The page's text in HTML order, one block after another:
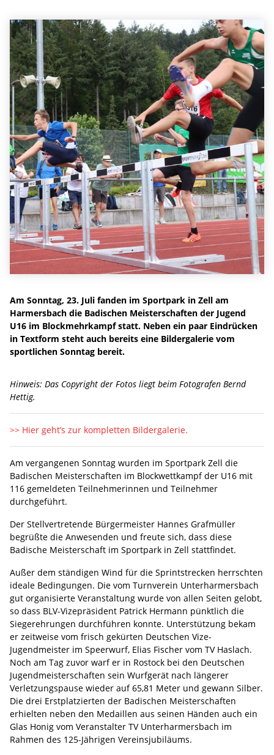
Am Sonntag, 23. Juli fanden im Sportpark in Zell am
Harmersbach die Badischen Meisterschaften der Jugend
U16 im Blockmehrkampf statt. Neben ein paar Eindrücken
in Textform steht auch bereits eine Bildergalerie vom
sportlichen Sonntag bereit.
Hinweis: Das Copyright der Fotos liegt beim Fotografen Bernd
Hettig.
>> Hier geht’s zur kompletten Bildergalerie.
Am vergangenen Sonntag wurden im Sportpark Zell die
Badischen Meisterschaften im Blockwettkampf der U16 mit
116 gemeldeten Teilnehmerinnen und Teilnehmer
durchgeführt.
Der Stellvertretende Bürgermeister Hannes Grafmüller
begrüßte die Anwesenden und freute sich, dass diese
Badische Meisterschaft im Sportpark in Zell stattfindet.
Außer dem ständigen Wind für die Sprintstrecken herrschten
ideale Bedingungen. Die vom Turnverein Unterharmersbach
gut organisierte Veranstaltung wurde von allen Seiten gelobt,
so dass BLV-Vizepräsident Patrick Hermann pünktlich die
Siegerehrungen durchführen konnte. Unterstützung bekam
er zeitweise vom frisch gekürten Deutschen Vize-
Jugendmeister im Speerwurf, Elias Fischer vom TV Haslach.
Noch am Tag zuvor warf er in Rostock bei den Deutschen
Jugendmeisterschaften sein Wurfgerät nach längerer
Verletzungspause wieder auf 65,81 Meter und gewann Silber.
Die drei Erstplatzierten der Badischen Meisterschaften
erhielten neben den Medaillen aus seinen Händen auch ein
Glas Honig vom Veranstalter TV Unterharmersbach im
Rahmen des 125-Jährigen Vereinsjubiläums.